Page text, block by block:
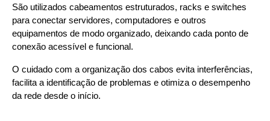
São utilizados cabeamentos estruturados, racks e switches
para conectar servidores, computadores e outros
equipamentos de modo organizado, deixando cada ponto de
conexão acessível e funcional.
O cuidado com a organização dos cabos evita interferências,
facilita a identificação de problemas e otimiza o desempenho
da rede desde o início.